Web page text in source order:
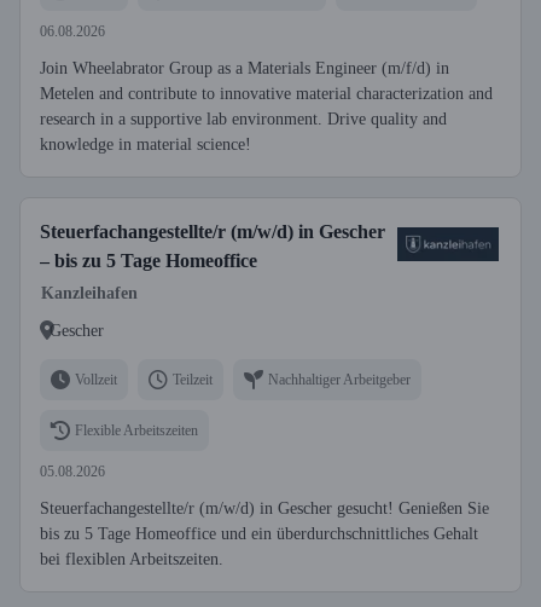
06.08.2026
Join Wheelabrator Group as a Materials Engineer (m/f/d) in
Metelen and contribute to innovative material characterization and
research in a supportive lab environment. Drive quality and
knowledge in material science!
Steuerfachangestellte/r (m/w/d) in Gescher
– bis zu 5 Tage Homeoffice
Kanzleihafen
Gescher
Vollzeit Teilzeit Nachhaltiger Arbeitgeber
Flexible Arbeitszeiten
05.08.2026
Steuerfachangestellte/r (m/w/d) in Gescher gesucht! Genießen Sie
bis zu 5 Tage Homeoffice und ein überdurchschnittliches Gehalt
bei flexiblen Arbeitszeiten.